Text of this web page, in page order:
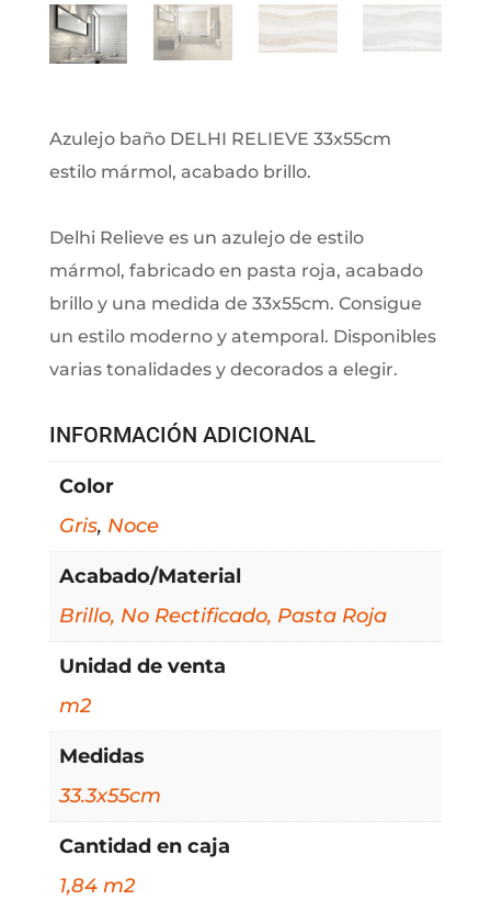
Azulejo baño DELHI RELIEVE 33x55cm
estilo mármol, acabado brillo.
Delhi Relieve es un azulejo de estilo
mármol, fabricado en pasta roja, acabado
brillo y una medida de 33x55cm. Consigue
un estilo moderno y atemporal. Disponibles
varias tonalidades y decorados a elegir.
INFORMACIÓN ADICIONAL
Color
Gris, Noce
Acabado/Material
Brillo, No Rectificado, Pasta Roja
Unidad de venta
m2
Medidas
33.3x55cm
Cantidad en caja
1,84 m2